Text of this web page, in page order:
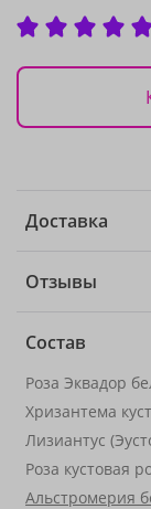
Доставка
Отзывы
Состав
Роза Эквадор
Хризантема
Лизиантус
Роза кустовая
Альстромерия